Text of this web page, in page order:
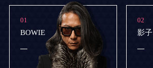
01
BOWIE
02
影子